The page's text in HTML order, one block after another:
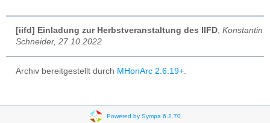
[iifd] Einladung zur Herbstveranstaltung des IIFD, Konstantin
Schneider, 27.10.2022
Archiv bereitgestellt durch MHonArc 2.6.19+.
Powered by Sympa 6.2.70